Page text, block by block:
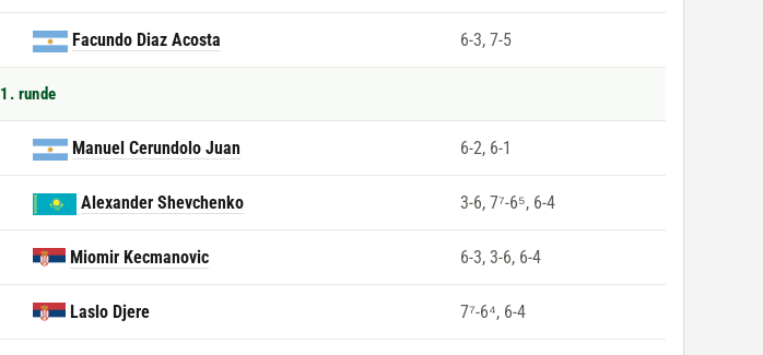
Facundo Diaz Acosta 6-3, 7-5
1. runde
Manuel Cerundolo Juan 6-2, 6-1
Alexander Shevchenko 3-6, 7⁷-6⁵, 6-4
Miomir Kecmanovic 6-3, 3-6, 6-4
Laslo Djere 7⁷-6⁴, 6-4